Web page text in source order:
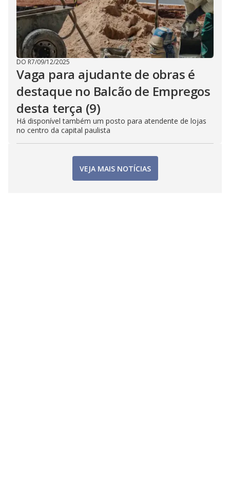
DO R7/09/12/2025
Vaga para ajudante de obras é
destaque no Balcão de Empregos
desta terça (9)
Há disponível também um posto para atendente de lojas
no centro da capital paulista
VEJA MAIS NOTÍCIAS